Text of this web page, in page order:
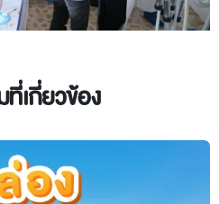
เกี่ยวข้อง